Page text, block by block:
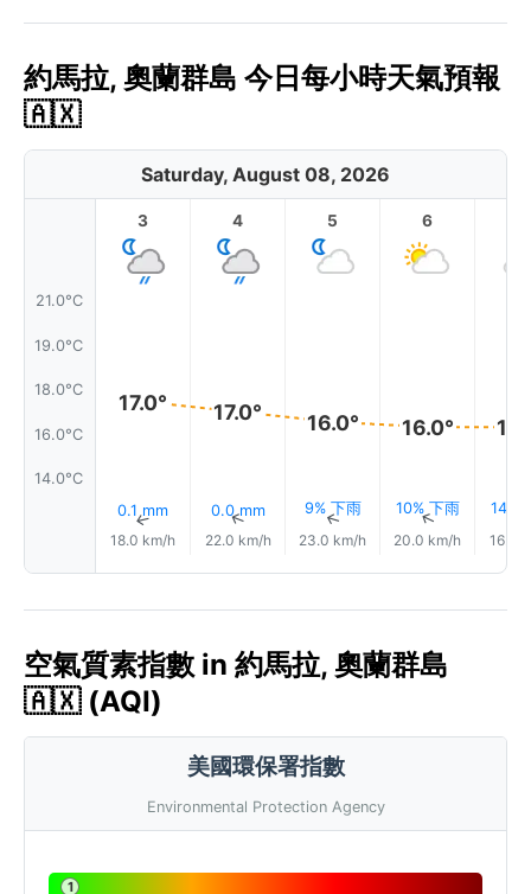
約馬拉, 奧蘭群島 今日每小時天氣預報
🇦🇽
Saturday, August 08, 2026
21.0°C
19.0°C
18.0°C
16.0°C
14.0°C
3
17.0°
0.1 mm
↑
18.0 km/h
4
17.0°
0.0 mm
↑
22.0 km/h
5
16.0°
9% 下雨
↑
23.0 km/h
6
16.0°
10% 下雨
↑
20.0 km/h
14%
16.0
空氣質素指數 in 約馬拉, 奧蘭群島
🇦🇽 (AQI)
美國環保署指數
Environmental Protection Agency
1